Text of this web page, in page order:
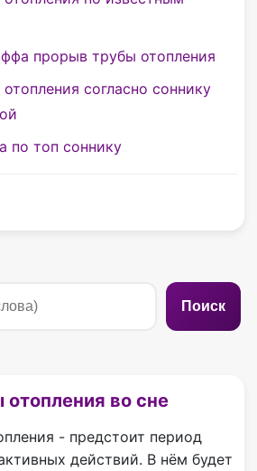
прорыв трубы отопления
согласно соннику
по топ соннику
Поиск
во сне
- предстоит период
действий. В нём будет